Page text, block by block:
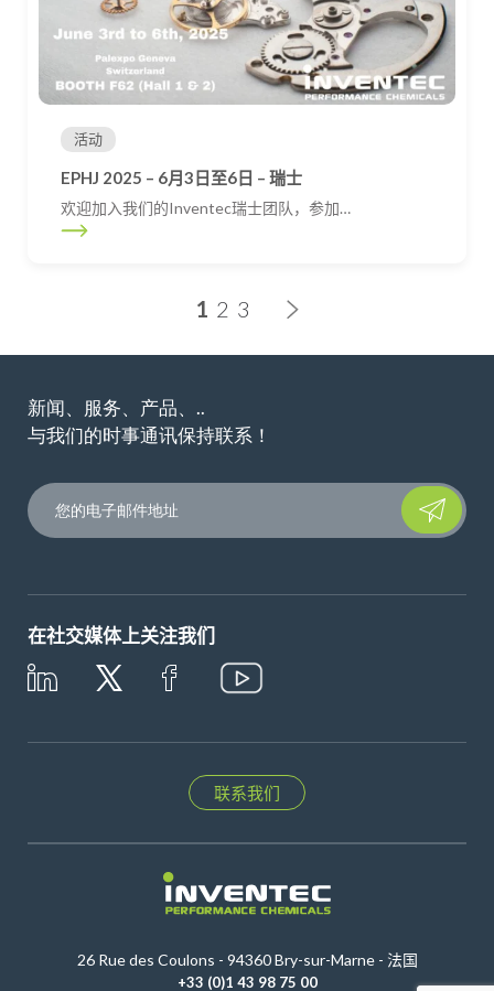
活动
EPHJ 2025 – 6月3日至6日 – 瑞士
欢迎加入我们的Inventec瑞士团队，参加…
Posts navigation
1 2 3
新闻、服务、产品、..
与我们的时事通讯保持联系！
Please
在社交媒体上关注我们
联系我们
26 Rue des Coulons - 94360 Bry-sur-Marne - 法国
+33 (0)1 43 98 75 00